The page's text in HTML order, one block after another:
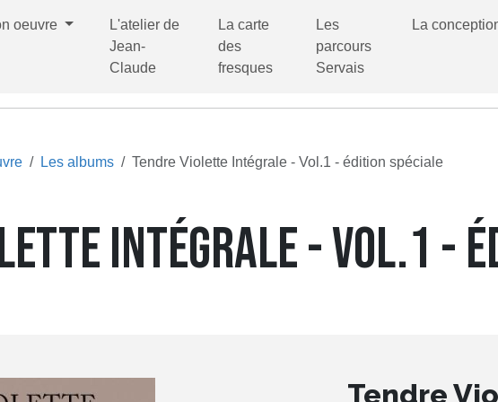
oeuvre
L'atelier de
Jean-
Claude
La carte
des
fresques
Les
parcours
Servais
La
Les albums Tendre Violette Intégrale - Vol.1 - édition spéciale
INTÉGRALE - VOL.1 -
Tendre